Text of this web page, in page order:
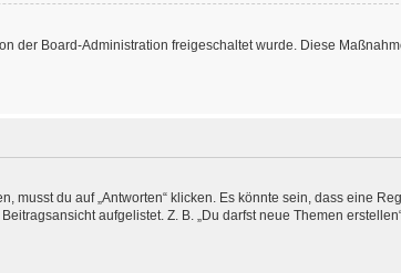
der Board-Administration freigeschaltet wurde. Diese
musst du auf „Antworten“ klicken. Es könnte sein, dass eine
aufgelistet. Z. B. „Du darfst neue Themen